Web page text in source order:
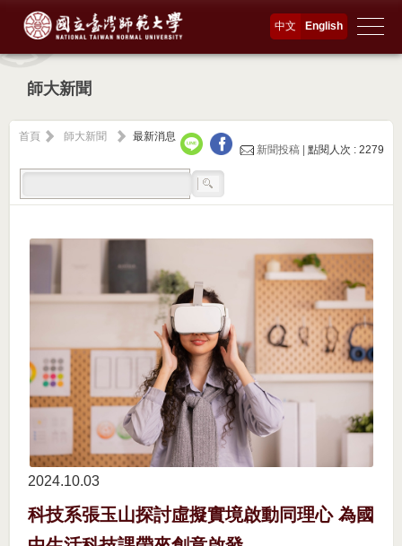
English
中文
師大新聞
首頁 師大新聞
最新消息
新聞投稿 |點閱人次 : 2279
2024.10 03
科技系張玉山探討虛擬實境啟動同理心 為國